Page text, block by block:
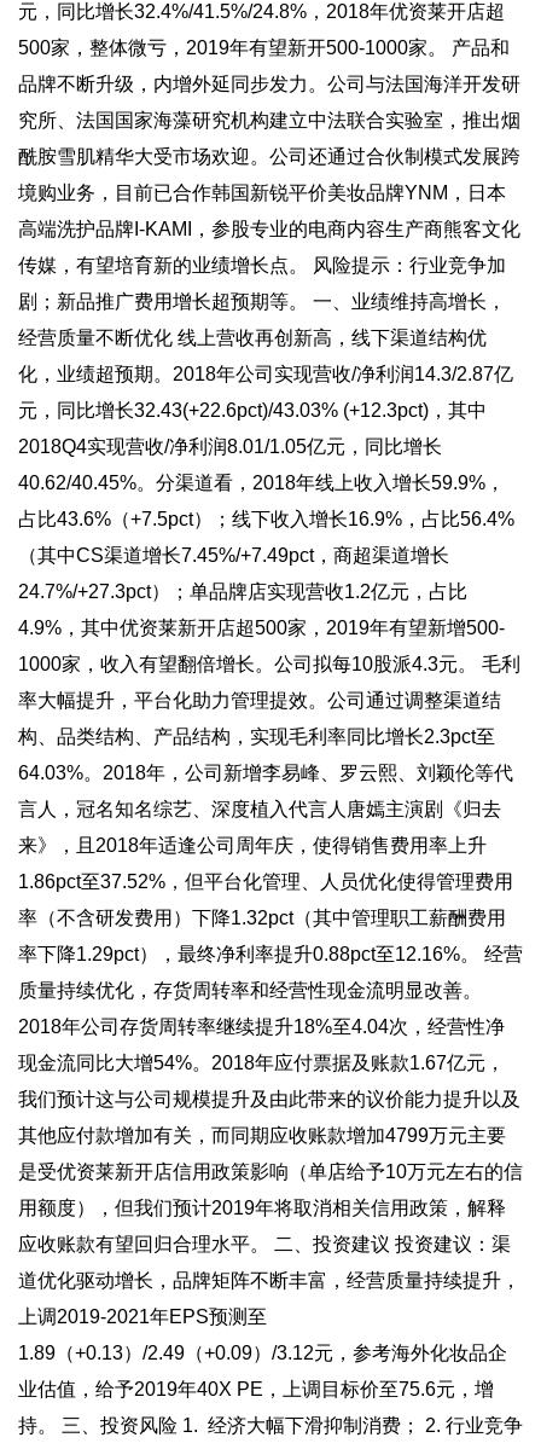
元，同比增长32.4%/41.5%/24.8%，2018年优资莱开店超
500家，整体微亏，2019年有望新开500-1000家。 产品和
品牌不断升级，内增外延同步发力。公司与法国海洋开发研
究所、法国国家海藻研究机构建立中法联合实验室，推出烟
酰胺雪肌精华大受市场欢迎。公司还通过合伙制模式发展跨
境购业务，目前已合作韩国新锐平价美妆品牌YNM，日本
高端洗护品牌I-KAMI，参股专业的电商内容生产商熊客文化
传媒，有望培育新的业绩增长点。 风险提示：行业竞争加
剧；新品推广费用增长超预期等。 一、业绩维持高增长，
经营质量不断优化 线上营收再创新高，线下渠道结构优
化，业绩超预期。2018年公司实现营收/净利润14.3/2.87亿
元，同比增长32.43(+22.6pct)/43.03% (+12.3pct)，其中
2018Q4实现营收/净利润8.01/1.05亿元，同比增长
40.62/40.45%。分渠道看，2018年线上收入增长59.9%，
占比43.6%（+7.5pct）；线下收入增长16.9%，占比56.4%
（其中CS渠道增长7.45%/+7.49pct，商超渠道增长
24.7%/+27.3pct）；单品牌店实现营收1.2亿元，占比
4.9%，其中优资莱新开店超500家，2019年有望新增500-
1000家，收入有望翻倍增长。公司拟每10股派4.3元。 毛利
率大幅提升，平台化助力管理提效。公司通过调整渠道结
构、品类结构、产品结构，实现毛利率同比增长2.3pct至
64.03%。2018年，公司新增李易峰、罗云熙、刘颖伦等代
言人，冠名知名综艺、深度植入代言人唐嫣主演剧《归去
来》，且2018年适逢公司周年庆，使得销售费用率上升
1.86pct至37.52%，但平台化管理、人员优化使得管理费用
率（不含研发费用）下降1.32pct（其中管理职工薪酬费用
率下降1.29pct），最终净利率提升0.88pct至12.16%。 经营
质量持续优化，存货周转率和经营性现金流明显改善。
2018年公司存货周转率继续提升18%至4.04次，经营性净
现金流同比大增54%。2018年应付票据及账款1.67亿元，
我们预计这与公司规模提升及由此带来的议价能力提升以及
其他应付款增加有关，而同期应收账款增加4799万元主要
是受优资莱新开店信用政策影响（单店给予10万元左右的信
用额度），但我们预计2019年将取消相关信用政策，解释
应收账款有望回归合理水平。 二、投资建议 投资建议：渠
道优化驱动增长，品牌矩阵不断丰富，经营质量持续提升，
上调2019-2021年EPS预测至
1.89（+0.13）/2.49（+0.09）/3.12元，参考海外化妆品企
业估值，给予2019年40X PE，上调目标价至75.6元，增
持。 三、投资风险 1. 经济大幅下滑抑制消费； 2. 行业竞争